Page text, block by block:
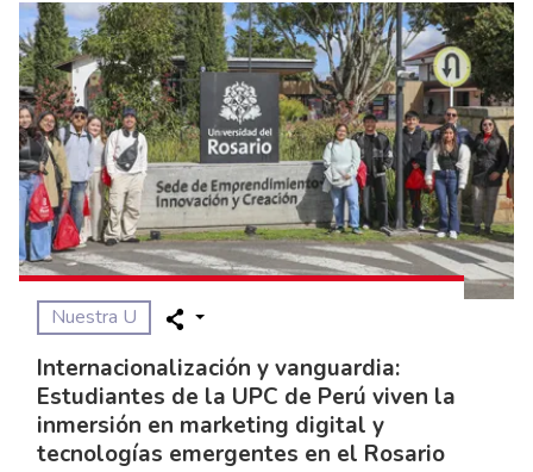
Nuestra U
Internacionalización y vanguardia:
Estudiantes de la UPC de Perú viven la
inmersión en marketing digital y
tecnologías emergentes en el Rosario